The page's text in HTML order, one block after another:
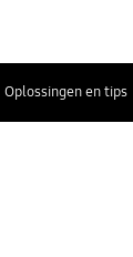
Oplossingen en tips